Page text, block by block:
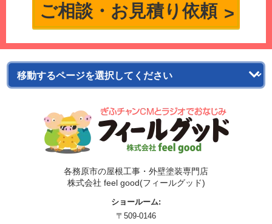
ご相談・お見積り依頼
各務原市の屋根工事・外壁塗装専門店
株式会社 feel good(フィールグッド)
ショールーム:
〒509-0146